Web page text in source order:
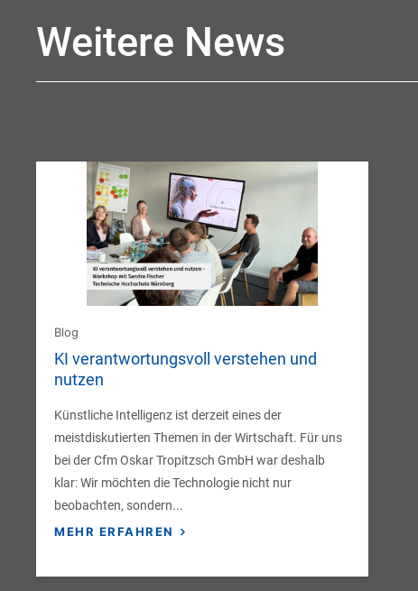
Weitere News
Blog
KI verantwortungsvoll verstehen und
nutzen
Künstliche Intelligenz ist derzeit eines der
meistdiskutierten Themen in der Wirtschaft. Für uns
bei der Cfm Oskar Tropitzsch GmbH war deshalb
klar: Wir möchten die Technologie nicht nur
beobachten, sondern...
MEHR ERFAHREN